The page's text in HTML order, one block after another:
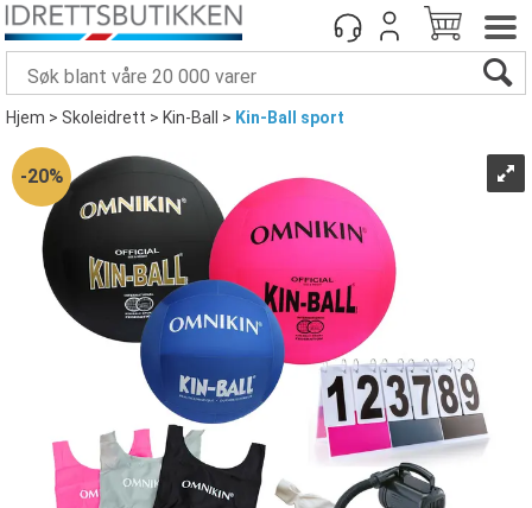
Hjem>Skoleidrett>Kin-Ball > Kin-Ball sport
20%